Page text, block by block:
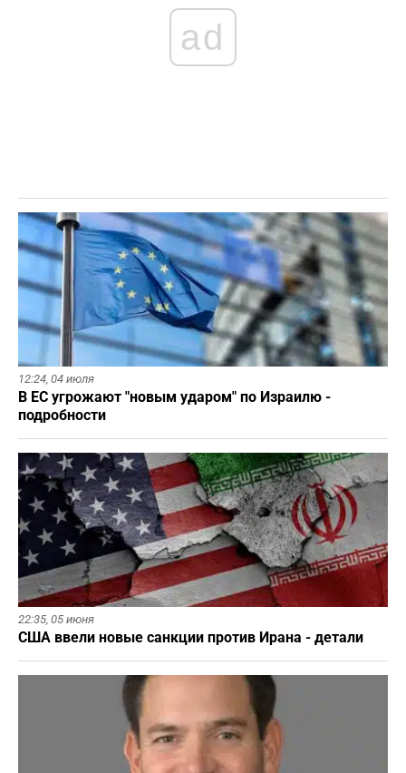
ad
12:24, 04 июля
В ЕС угрожают "новым ударом" по Израилю -
подробности
22:35, 05 июня
США ввели новые санкции против Ирана - детали